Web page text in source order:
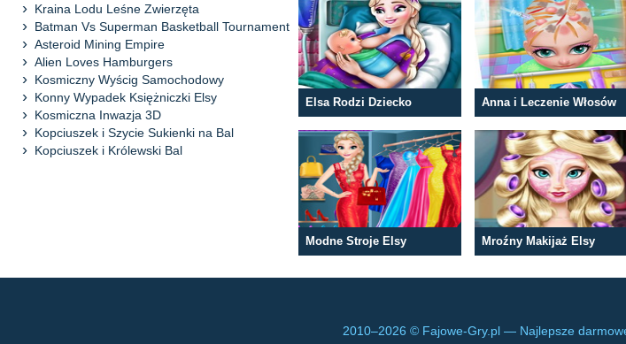
Kraina Lodu Leśne Zwierzęta
Batman Vs Superman Basketball Tournament
Asteroid Mining Empire
Alien Loves Hamburgers
Kosmiczny Wyścig Samochodowy
Konny Wypadek Księżniczki Elsy
Kosmiczna Inwazja 3D
Kopciuszek i Szycie Sukienki na Bal
Kopciuszek i Królewski Bal
Elsa Rodzi Dziecko Anna i Leczenie Włosów
Modne Stroje Elsy Mroźny Makijaż Elsy
2010–2026 © Fajowe-Gry.pl — Najlepsze